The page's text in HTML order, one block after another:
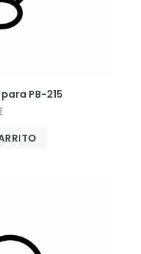
PB-215